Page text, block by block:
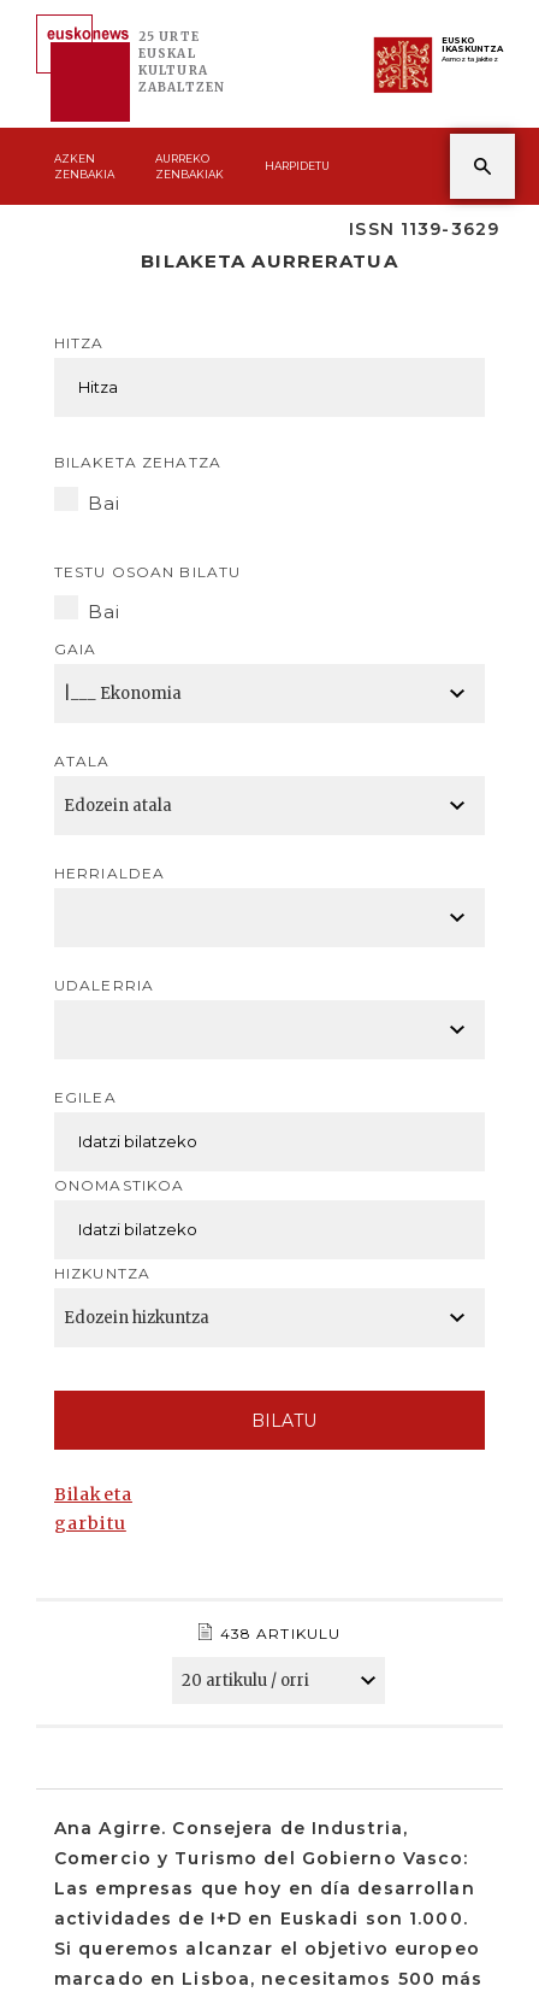
25 URTE
EUSKAL
KULTURA
ZABALTZEN
EUSKO
IKASKUNTZA
Asmoz ta jakitez
AZKEN
ZENBAKIA
AURREKO
ZENBAKIAK
HARPIDETU
ISSN 1139-3629
BILAKETA AURRERATUA
HITZA
BILAKETA ZEHATZA
Bai
TESTU OSOAN BILATU
Bai
GAIA
ATALA
HERRIALDEA
UDALERRIA
EGILEA
ONOMASTIKOA
HIZKUNTZA
BILATU
Bilaketa
garbitu
438 ARTIKULU
Ana Agirre. Consejera de Industria,
Comercio y Turismo del Gobierno Vasco:
Las empresas que hoy en día desarrollan
actividades de I+D en Euskadi son 1.000.
Si queremos alcanzar el objetivo europeo
marcado en Lisboa, necesitamos 500 más